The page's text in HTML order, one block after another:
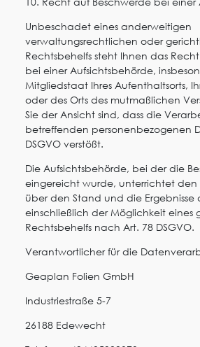
Unbeschadet eines anderweitigen
verwaltungsrechtlichen oder
Rechtsbehelfs steht Ihnen das
bei einer Aufsichtsbehörde,
Mitgliedstaat Ihres Aufenthaltsorts,
oder des Orts des mutmaßlichen
Sie der Ansicht sind, dass die
betreffenden personenbezogenen
DSGVO verstößt.
Die Aufsichtsbehörde, bei der die
eingereicht wurde, unterrichtet den
über den Stand und die Ergebnisse
einschließlich der Möglichkeit eines
Rechtsbehelfs nach Art. 78 DSGVO.
Verantwortlicher für die
Geaplan Folien GmbH
Industriestraße 5-7
26188 Edewecht